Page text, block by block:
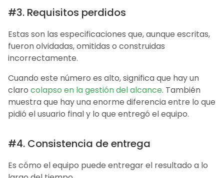
#3. Requisitos perdidos
Estas son las especificaciones que, aunque escritas,
fueron olvidadas, omitidas o construidas
incorrectamente.
Cuando este número es alto, significa que hay un
claro colapso en la gestión del alcance. También
muestra que hay una enorme diferencia entre lo que
pidió el usuario final y lo que entregó el equipo.
#4. Consistencia de entrega
Es cómo el equipo puede entregar el resultado a lo